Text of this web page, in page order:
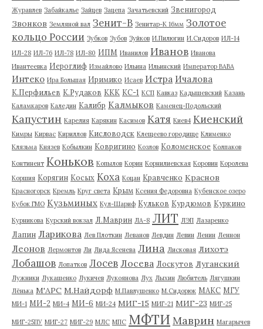
Журавлев Забайкалье Зайцев Зацепа Зачатьевский Звенигород
Звонков Земляной вал Зенит-В Зенитар-К 16мм Золотое
кольцо России Зубков Зубов Зуйков И.Пилюгин И.Сидоров ИЛ-14
ИЛ-28 ИЛ-76 ИЛ-78 ИЛ-80 ИПМ Иванилов Иванов Иванова
Ивантеевка Иероглиф Измайлово Ильина Ильинский Император ВАВА
Интеко Ира Большая Иримико Исаев Истра Ичалова
К.Перфильев К.Рудаков ККК КС-1 КСП Кавказ Кадышевский Казань
Каламкаров Каледин Калибр Калмыков Каменец-Подольский
Капустин Карелия Карякин Касимов Катя Киев4 Киенский
Кимры Кирвас Кириллов Кисловодск Клещеево городище Клименко
Клязьма Князев Кобылкин Ковригино Козлов Коломенское Колпаков
Континент Коньков Копылов Корин Корнилиевская Коровин Королева
Коршия Корягин Косых Коха Коцан Кравченко Краснов
Красногорск Кремль Круг света Крым Ксения Федоровна Кубенское озеро
Кубок ГМО Кузьминых Кул-Шариф Кульков Курдюмов Куркино
Курникова Курский вокзал Л.Маврин ЛА-8 ЛИТ ЛЭП Лазаренко
Лапин Ларикова Лев Плоткин Леванов Левдин Левин Ленин Леннон
Леонов Лермонтов Ли Лида Ясенева Лина Лисковая Лихотэ
Лобашов Лопатков Лосев Лосева Лоскутов Луганский
Лужники Лукашенко Лукичев Лукоянова Лух Лыхин Любитель Лягушкин
Лёнька М'АРС М.Найдорф М.Павлушенко М.Сидорюк МАКС МГУ
МИ-1 МИ-2 МИ-4 МИ-6 МИ-24 МИГ-15 МИГ-21 МИГ-23 МИГ-25
МИГ-25ПУ МИГ-27 МИГ-29 МЛС МПС МФТИ Маврин Магарычев